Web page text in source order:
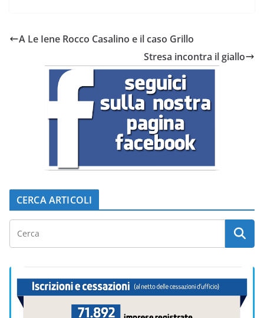
A Le Iene Rocco Casalino e il caso Grillo
Stresa incontra il giallo
CERCA ARTICOLI